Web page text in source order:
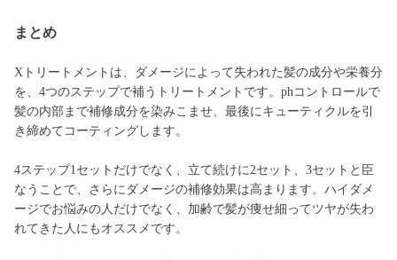
まとめ
Xトリートメントは、ダメージによって失われた髪の成分や栄養分
を、4つのステップで補うトリートメントです。phコントロールで
髪の内部まで補修成分を染みこませ、最後にキューティクルを引
き締めてコーティングします。
4ステップ1セットだけでなく、立て続けに2セット、3セットと臣
なうことで、さらにダメージの補修効果は高まります。ハイダメ
ージでお悩みの人だけでなく、加齢で髪が痩せ細ってツヤが失わ
れてきた人にもオススメです。